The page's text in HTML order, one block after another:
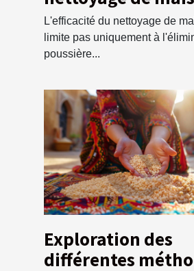
un service de
écologique
L'efficacité du nettoyage de
limite pas uniquement à
poussière...
Exploration des
différentes